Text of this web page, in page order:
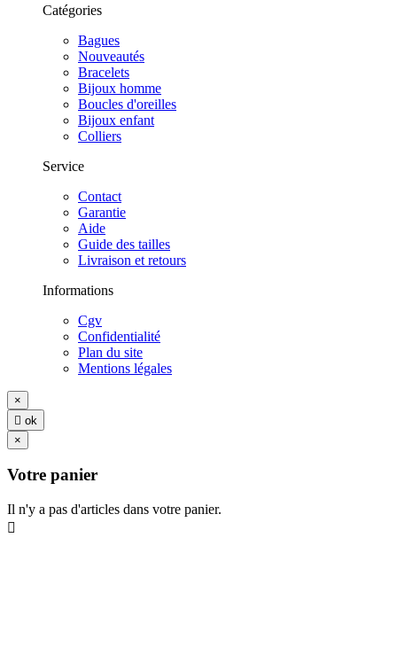
Catégories
Bagues
Nouveautés
Bracelets
Bijoux homme
Boucles d'oreilles
Bijoux enfant
Colliers
Service
Contact
Garantie
Aide
Guide des tailles
Livraison et retours
Informations
Cgv
Confidentialité
Plan du site
Mentions légales
×
 ok
×
Votre panier
Il n'y a pas d'articles dans votre panier.